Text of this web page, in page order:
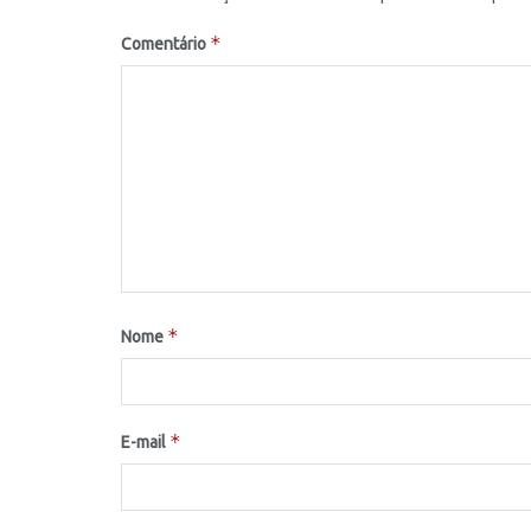
Comentário *
Nome *
E-mail *